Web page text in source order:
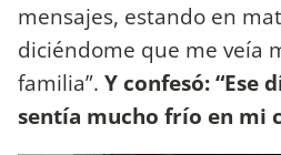
mensajes, estando en
diciéndome que me veía
familia”. Y confesó: “Ese
sentía mucho frío en mi